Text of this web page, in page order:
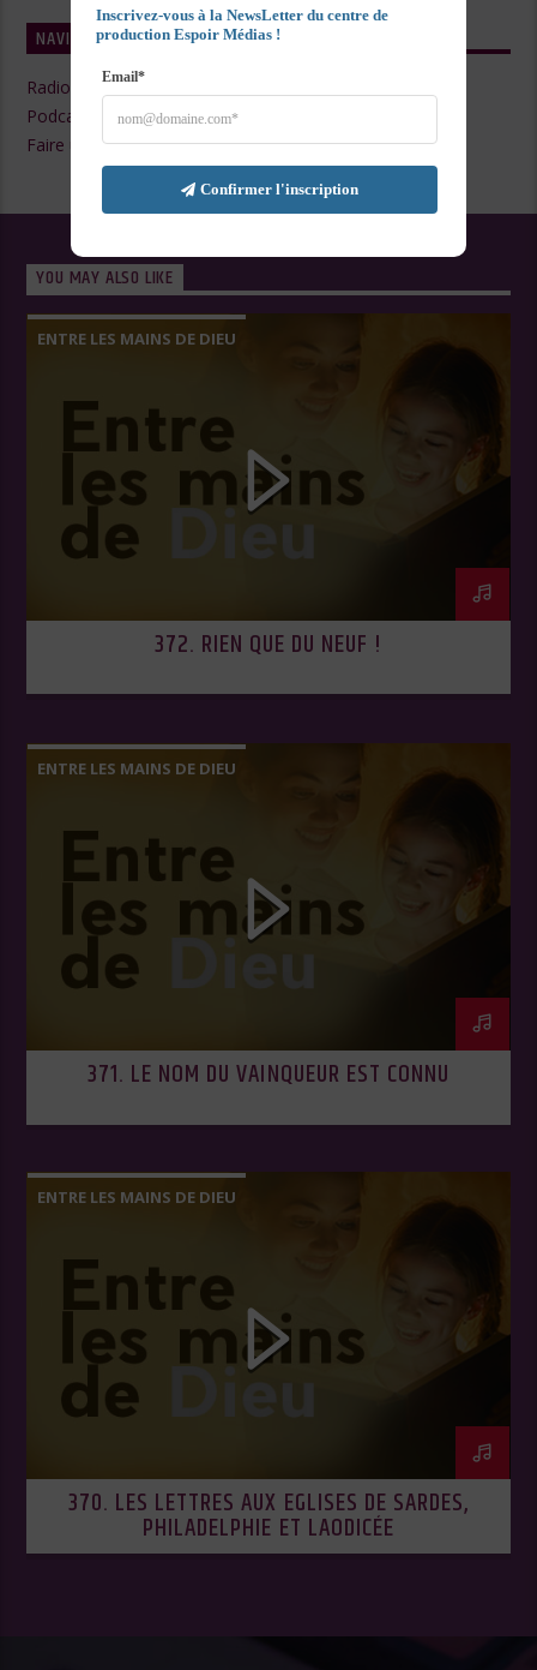
NAVIGATE
Radio Live
Podcasts
Faire un Don
YOU MAY ALSO LIKE
ENTRE LES MAINS DE DIEU
372. RIEN QUE DU NEUF !
ENTRE LES MAINS DE DIEU
371. LE NOM DU VAINQUEUR EST CONNU
ENTRE LES MAINS DE DIEU
370. LES LETTRES AUX EGLISES DE SARDES,
PHILADELPHIE ET LAODICÉE
Inscrivez-vous à la NewsLetter du centre de
production Espoir Médias !
Email*
Confirmer l'inscription